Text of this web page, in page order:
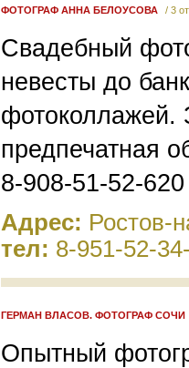
ФОТОГРАФ АННА БЕЛОУСОВА / 3
Свадебный
невесты до
фотоколлажей.
предпечатная
8-908-51-52-620
Адрес: Ростов-
тел: 8-951-52-
ГЕРМАН ВЛАСОВ. ФОТОГРАФ СОЧИ
Опытный